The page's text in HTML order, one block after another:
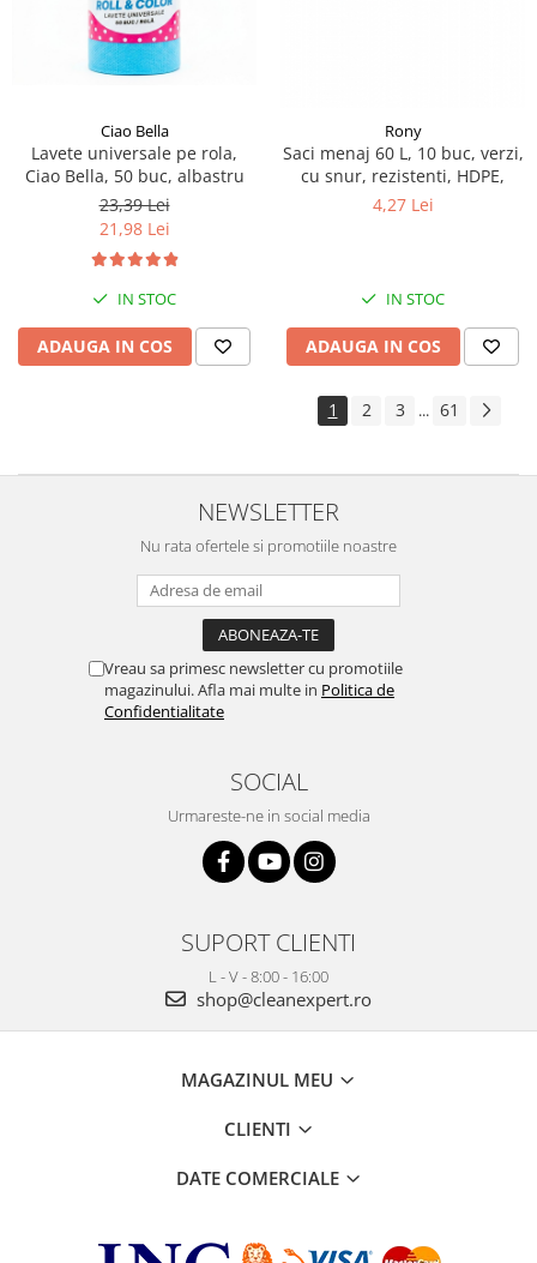
Ciao Bella
Lavete universale pe rola,
Ciao Bella, 50 buc, albastru
23,39 Lei
21,98 Lei
IN STOC
ADAUGA IN COS
Rony
Saci menaj 60 L, 10 buc, verzi,
cu snur, rezistenti, HDPE,
4,27 Lei
IN STOC
ADAUGA IN COS
1 2 3 ... 61
NEWSLETTER
Nu rata ofertele si promotiile noastre
Vreau sa primesc newsletter cu promotiile
magazinului. Afla mai multe in Politica de
Confidentialitate
SOCIAL
Urmareste-ne in social media
SUPORT CLIENTI
L - V - 8:00 - 16:00
shop@cleanexpert.ro
MAGAZINUL MEU
CLIENTI
DATE COMERCIALE